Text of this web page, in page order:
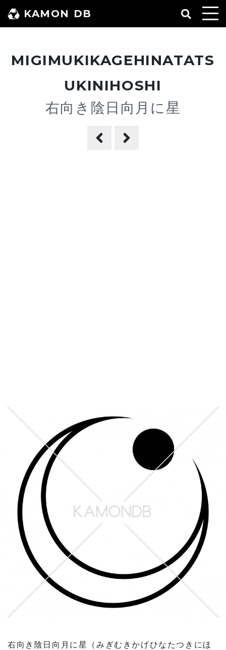
ン
KAMON DB
MIGIMUKIKAGEHINATATS
UKINIHOSHI
右向き陰日向月に星
右向き陰日向月に星（みぎむきかげひなたつきにほ